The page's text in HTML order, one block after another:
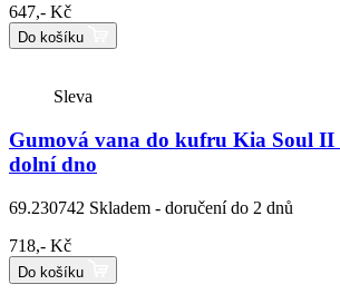
647,- Kč
Do košíku
Sleva
Gumová vana do kufru Kia Soul II
dolní dno
69.230742 Skladem - doručení do 2 dnů
718,- Kč
Do košíku